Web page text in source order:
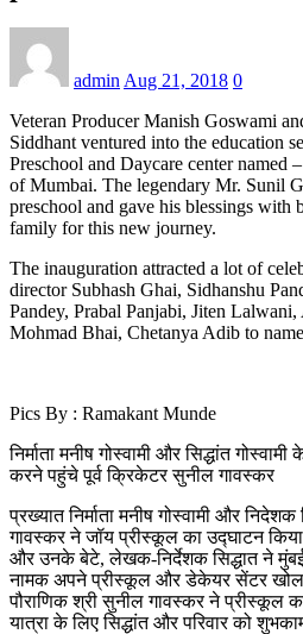
admin Aug 21, 2018 0
Veteran Producer Manish Goswami
Siddhant ventured into the education
Preschool and Daycare center named
of Mumbai. The legendary Mr. Sunil
preschool and gave his blessings with
family for this new journey.
The inauguration attracted a lot of
director Subhash Ghai, Sidhanshu
Pandey, Prabal Panjabi, Jiten
Mohmad Bhai, Chetanya Adib to
Pics By : Ramakant Munde
निर्माता मनीष गोस्वामी और सिद्धांत
करने पहुंचे पूर्व क्रिकेटर सुनील गावस्कर
प्रख्यात निर्माता मनीष गोस्वामी और
गावस्कर ने जॉय प्रीस्कूल का उद्घाटन किया।
और उनके बेटे, लेखक-निर्देशक सिद्धात ने
नामक अपने प्रीस्कूल और डेकेयर सेंटर
पौराणिक श्री सुनील गावस्कर ने प्रीस्कूल
यात्रा के लिए सिद्धांत और परिवार को